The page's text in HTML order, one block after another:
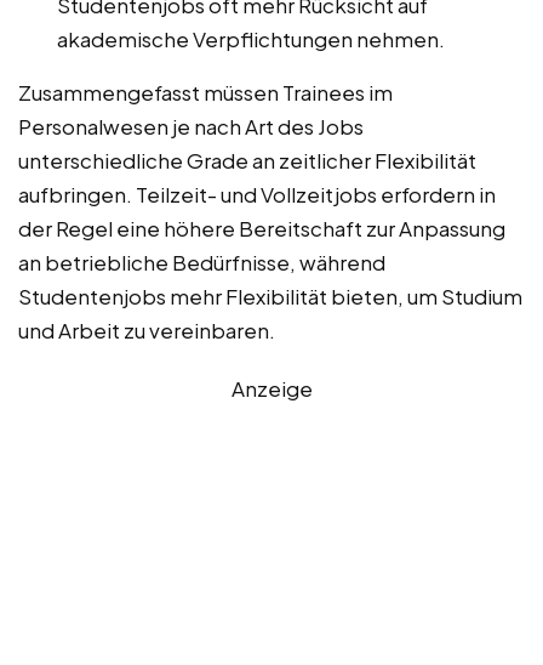
akademische Verpflichtungen nehmen.
Zusammengefasst müssen Trainees im
Personalwesen je nach Art des Jobs
unterschiedliche Grade an zeitlicher Flexibilität
aufbringen. Teilzeit- und Vollzeitjobs erfordern in
der Regel eine höhere Bereitschaft zur Anpassung
an betriebliche Bedürfnisse, während
Studentenjobs mehr Flexibilität bieten, um Studium
und Arbeit zu vereinbaren.
Anzeige